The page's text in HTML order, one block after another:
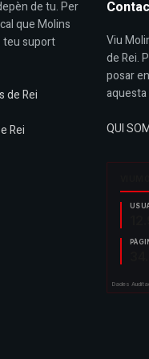
de tu. Per
que Molins
teu suport
de Rei
Rei
Viu
de Rei.
posar
aquesta
QUI